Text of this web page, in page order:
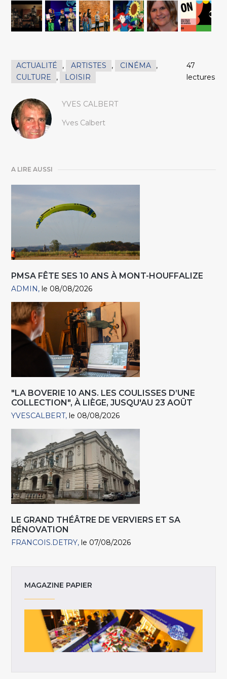
ACTUALITÉ , ARTISTES , CINÉMA
,
CULTURE
, LOISIR
47
lectures
YVES CALBERT
Yves Calbert
A LIRE AUSSI
PMSA FÊTE SES 10 ANS À MONT-HOUFFALIZE
ADMIN le 08/08/2026
"LA BOVERIE 10 ANS. LES COULISSES D’UNE
COLLECTION", À LIÈGE, JUSQU'AU 23 AOÛT
YVESCALBERT le 08/08/2026
LE GRAND THÉÂTRE DE VERVIERS ET SA
RÉNOVATION
FRANCOIS.DETRY le 07/08/2026
MAGAZINE PAPIER